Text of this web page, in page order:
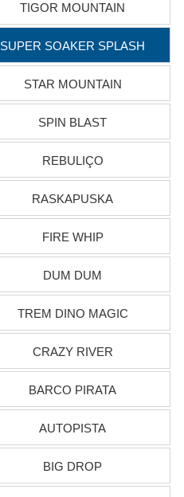
TIGOR MOUNTAIN
SUPER SOAKER SPLASH
STAR MOUNTAIN
SPIN BLAST
REBULIÇO
RASKAPUSKA
FIRE WHIP
DUM DUM
TREM DINO MAGIC
CRAZY RIVER
BARCO PIRATA
AUTOPISTA
BIG DROP